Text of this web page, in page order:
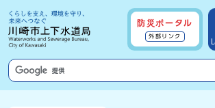
防災ポータル
外部リンク